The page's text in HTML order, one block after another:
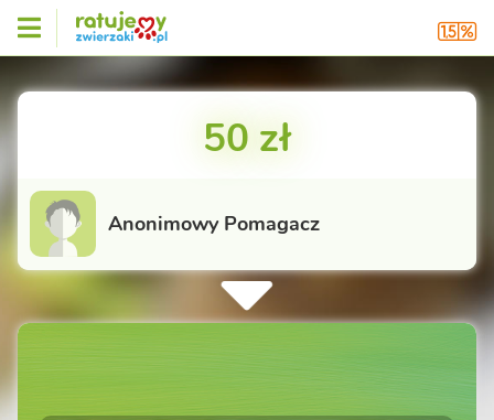
50 zł
Anonimowy Pomagacz